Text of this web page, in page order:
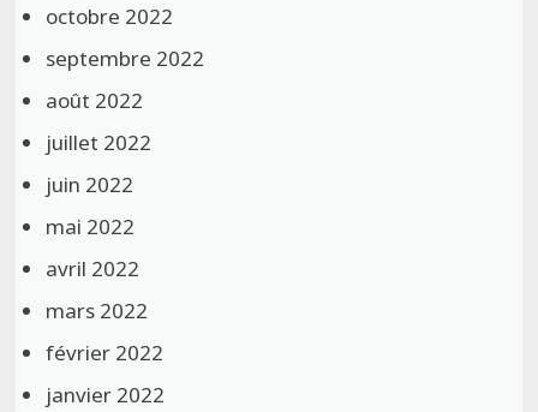
octobre 2022
septembre 2022
août 2022
juillet 2022
juin 2022
mai 2022
avril 2022
mars 2022
février 2022
janvier 2022